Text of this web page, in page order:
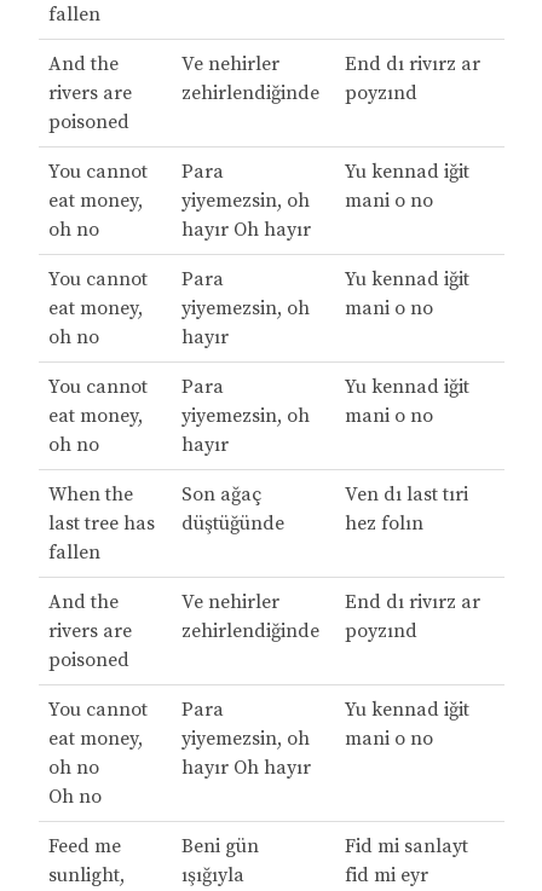
fallen
And the
rivers are
poisoned
Ve nehirler
zehirlendiğinde
End dı rivırz ar
poyzınd
You cannot
eat money,
oh no
Para
yiyemezsin, oh
hayır Oh hayır
Yu kennad iğit
mani o no
You cannot
eat money,
oh no
Para
yiyemezsin, oh
hayır
Yu kennad iğit
mani o no
You cannot
eat money,
oh no
Para
yiyemezsin, oh
hayır
Yu kennad iğit
mani o no
When the
last tree has
fallen
Son ağaç
düştüğünde
Ven dı last tıri
hez folın
And the
rivers are
poisoned
Ve nehirler
zehirlendiğinde
End dı rivırz ar
poyzınd
You cannot
eat money,
oh no
Oh no
Para
yiyemezsin, oh
hayır Oh hayır
Yu kennad iğit
mani o no
Feed me
sunlight,
Beni gün
ışığıyla
Fid mi sanlayt
fid mi eyr